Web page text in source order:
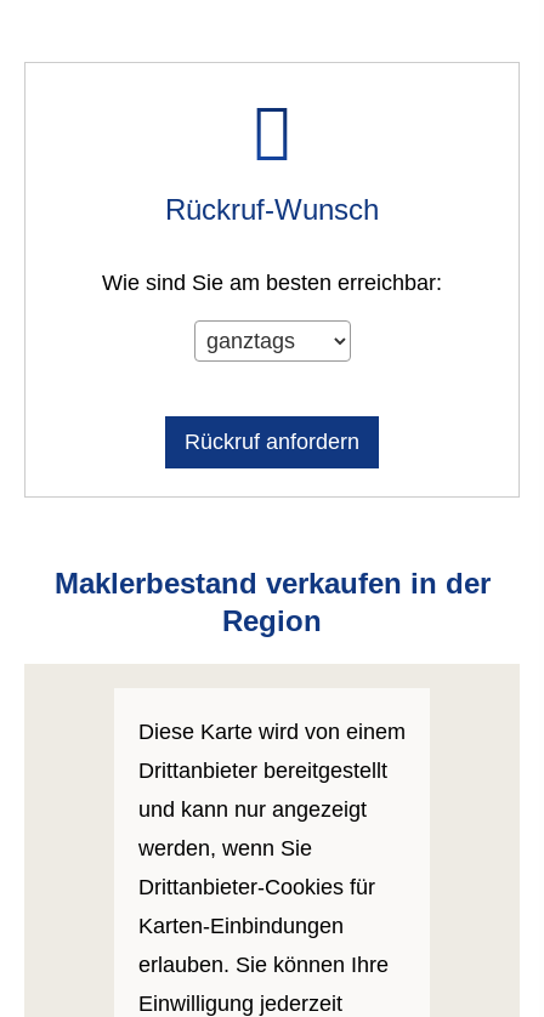
Rück­ruf-Wunsch
Wie sind Sie am besten erreichbar:
Maklerbestand verkaufen in der
Region
Diese Karte wird von einem
Drittanbieter bereitgestellt
und kann nur angezeigt
werden, wenn Sie
Drittanbieter-Cookies für
Karten-Einbindungen
erlauben. Sie können Ihre
Einwilligung jederzeit